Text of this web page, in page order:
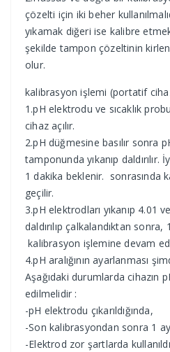
çözelti için iki beher
yıkamak diğeri ise kalibre
şekilde tampon çözeltinin
olur.
kalibrasyon işlemi (portatif
1.pH elektrodu ve sıcaklık
cihaz açılır.
2.pH düğmesine basılır sonra
tamponunda yıkanıp daldırılır.
1 dakika beklenir. sonrasında
geçilir.
3.pH elektrodları yıkanıp 4.01
daldırılıp çalkalandıktan
kalibrasyon işlemine devam
4.pH aralığının ayarlanması
Aşağıdaki durumlarda cihazın
edilmelidir :
-pH elektrodu çıkarıldığında,
-Son kalibrasyondan sonra 1
-Elektrod zor şartlarda